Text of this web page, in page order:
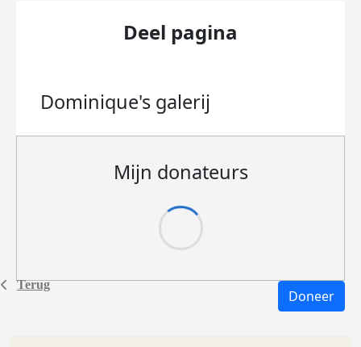
Terug
Deel pagina
Dominique's galerij
Mijn donateurs
Doneer